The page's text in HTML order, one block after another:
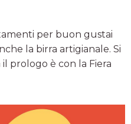
per buon gustai
la birra artigianale. Si
prologo è con la Fiera